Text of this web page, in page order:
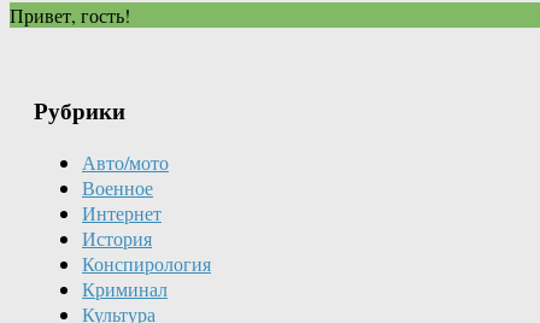
Привет, гость!
Рубрики
Авто/мото
Военное
Интернет
История
Конспирология
Криминал
Культура